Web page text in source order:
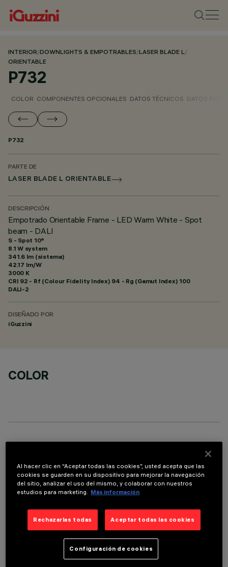
INTERIOR/DOWNLIGHTS & EMPOTRABLES/LASER BLADE L/
ORIENTABLE
P732
COLOR COMPONENTES OPCIONALES DATOS TÉCNICOS DATOS
P732
PARTE DE
LASER BLADE L ORIENTABLE
DESCRIPCIÓN
Empotrado Orientable Frame - LED Warm White - Spot
beam - DALI
S - Spot 10°
8.1 W system
341.6 lm (sistema)
42.17 lm/W
3000 K
CRI 92 - Rf (Colour Fidelity Index) 94 - Rg (Gamut Index) 100
DALI-2
DISEÑADO POR
iGuzzini
COLOR
DATOS TÉCNICOS
ÚLTIMA ACTUALIZACIÓN: 07/08/2026
Al hacer clic en “Aceptar todas las cookies”, usted acepta que las
cookies se guarden en su dispositivo para mejorar la navegación
del sitio, analizar el uso del mismo, y colaborar con nuestros
estudios para marketing. Más información
Rechazarlas todas Aceptar todas las cookies
Configuración de cookies